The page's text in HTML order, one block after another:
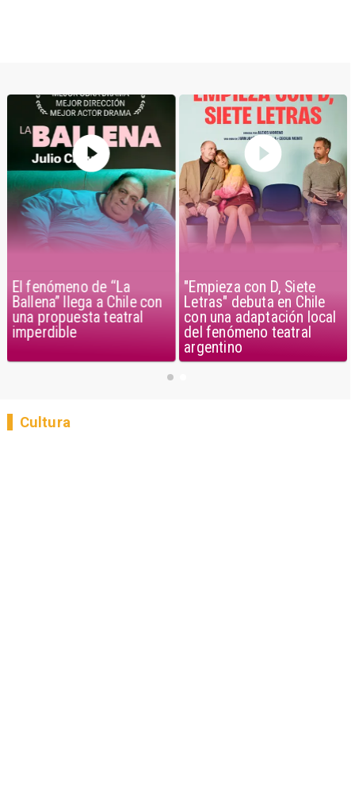
El fenómeno de “La
Ballena” llega a Chile con
una propuesta teatral
imperdible
"Empieza con D, Siete
Letras" debuta en Chile
con una adaptación local
del fenómeno teatral
argentino
Cultura